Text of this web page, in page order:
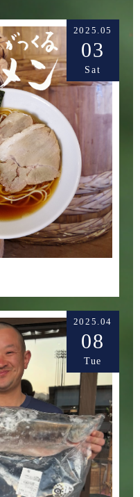
2025.05
03
Sat
2025.04
08
Tue